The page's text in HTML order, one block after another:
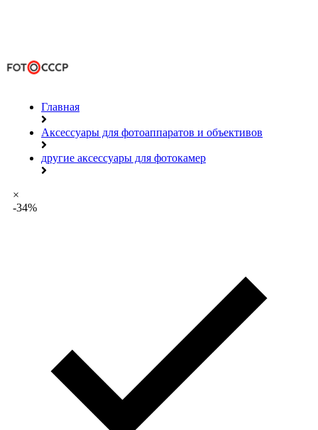
Главная
Аксессуары для фотоаппаратов и объективов
другие аксессуары для фотокамер
×
-34%